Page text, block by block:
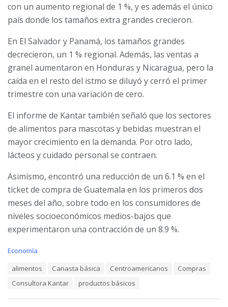
con un aumento regional de 1 %, y es además el único
país donde los tamaños extra grandes crecieron.
En El Salvador y Panamá, los tamaños grandes
decrecieron, un 1 % regional. Además, las ventas a
granel aumentaron en Honduras y Nicaragua, pero la
caída en el resto del istmo se diluyó y cerró el primer
trimestre con una variación de cero.
El informe de Kantar también señaló que los sectores
de alimentos para mascotas y bebidas muestran el
mayor crecimiento en la demanda. Por otro lado,
lácteos y cuidado personal se contraen.
Asimismo, encontró una reducción de un 6.1 % en el
ticket de compra de Guatemala en los primeros dos
meses del año, sobre todo en los consumidores de
niveles socioeconómicos medios-bajos que
experimentaron una contracción de un 8.9 %.
C
Economía
alimentos Canasta básica Centroamericanos
Compras
Consultora Kantar
productos básicos